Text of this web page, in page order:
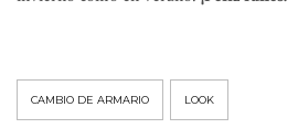
CAMBIO DE ARMARIO LOOK